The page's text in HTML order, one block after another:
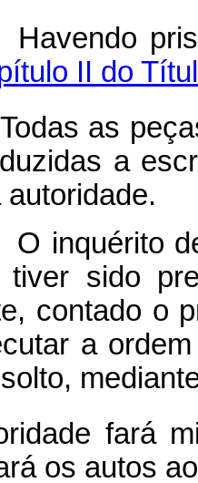
II do
as
a
inquérito
sido
contado o
a
fará
os autos